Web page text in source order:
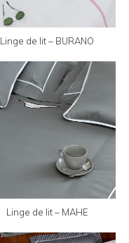
Linge de lit – BURANO
Linge de lit – MAHE